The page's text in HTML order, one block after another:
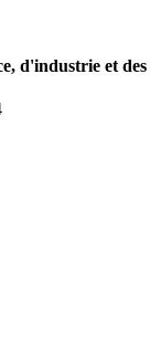
d'industrie et des